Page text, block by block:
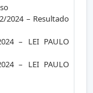
2024 – Resultado
– LEI PAULO
– LEI PAULO